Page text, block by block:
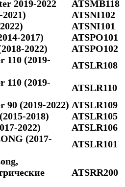
2019-2022
ATSMB118
ATSNI102
ATSNI101
2017)
ATSPO101
2022)
ATSPO102
110 (2019-
ATSLR108
110 (2019-
ATSLR110
90 (2019-2022) ATSLR109
2018)
ATSLR105
2022)
ATSLR106
(2017-
ATSLR101
ATSRR200